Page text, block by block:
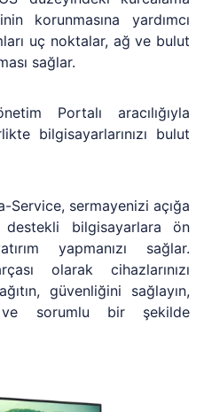
korunmasına yardımcı
uç noktalar, ağ ve bulut
sağlar.
Portalı aracılığıyla
bilgisayarlarınızı bulut
Service, sermayenizi açığa
bilgisayarlara ön
yapmanızı sağlar.
olarak cihazlarınızı
güvenliğini sağlayın,
ve sorumlu bir şekilde